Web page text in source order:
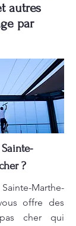
autres
par
?
Marthe-
offre des
cher qui